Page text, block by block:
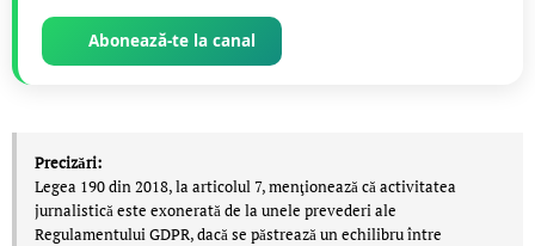
Abonează-te la canal
Precizări:
Legea 190 din 2018, la articolul 7, menţionează că activitatea
jurnalistică este exonerată de la unele prevederi ale
Regulamentului GDPR, dacă se păstrează un echilibru între